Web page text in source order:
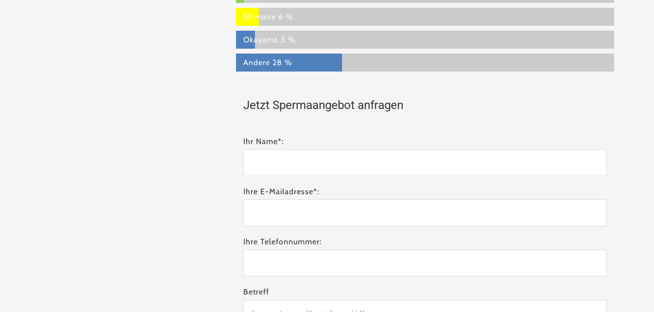
Shimane 6 %
Okayama 5 %
Andere 28 %
Jetzt Spermaangebot anfragen
Ihr Name*:
Ihre E-Mailadresse*:
Ihre Telefonnummer:
Betreff